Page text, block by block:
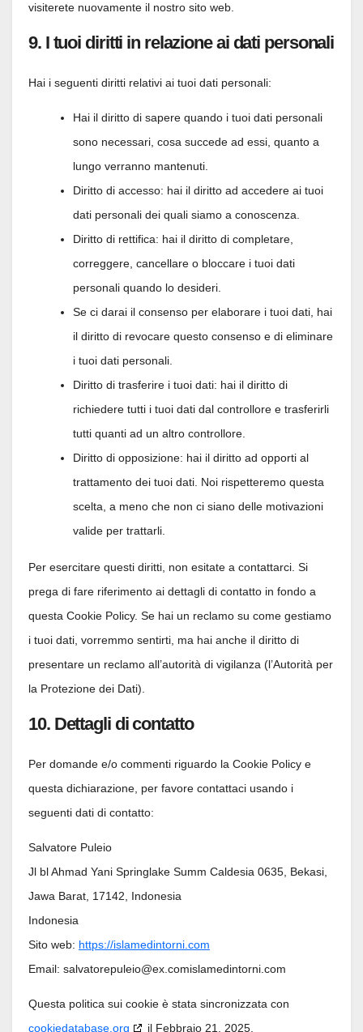
visiterete nuovamente il nostro sito web.
9. I tuoi diritti in relazione ai dati personali
Hai i seguenti diritti relativi ai tuoi dati personali:
Hai il diritto di sapere quando i tuoi dati personali
sono necessari, cosa succede ad essi, quanto a
lungo verranno mantenuti.
Diritto di accesso: hai il diritto ad accedere ai tuoi
dati personali dei quali siamo a conoscenza.
Diritto di rettifica: hai il diritto di completare,
correggere, cancellare o bloccare i tuoi dati
personali quando lo desideri.
Se ci darai il consenso per elaborare i tuoi dati, hai
il diritto di revocare questo consenso e di eliminare
i tuoi dati personali.
Diritto di trasferire i tuoi dati: hai il diritto di
richiedere tutti i tuoi dati dal controllore e trasferirli
tutti quanti ad un altro controllore.
Diritto di opposizione: hai il diritto ad opporti al
trattamento dei tuoi dati. Noi rispetteremo questa
scelta, a meno che non ci siano delle motivazioni
valide per trattarli.
Per esercitare questi diritti, non esitate a contattarci. Si
prega di fare riferimento ai dettagli di contatto in fondo a
questa Cookie Policy. Se hai un reclamo su come gestiamo
i tuoi dati, vorremmo sentirti, ma hai anche il diritto di
presentare un reclamo all’autorità di vigilanza (l’Autorità per
la Protezione dei Dati).
10. Dettagli di contatto
Per domande e/o commenti riguardo la Cookie Policy e
questa dichiarazione, per favore contattaci usando i
seguenti dati di contatto:
Salvatore Puleio
Jl bl Ahmad Yani Springlake Summ Caldesia 0635, Bekasi,
Jawa Barat, 17142, Indonesia
Indonesia
Sito web: https://islamedintorni.com
Email: salvatorepuleio@ex.comislamedintorni.com
Questa politica sui cookie è stata sincronizzata con
cookiedatabase.org
il Febbraio 21, 2025.